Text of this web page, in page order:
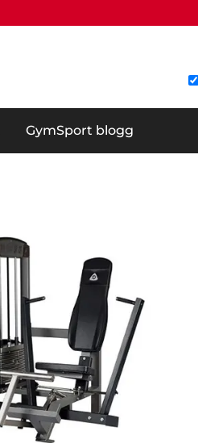
GymSport blogg